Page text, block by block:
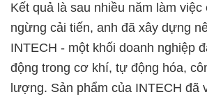
Kết quả là sau nhiều năm làm
ngừng cải tiến, anh đã xây dựng
INTECH - một khối doanh nghiệp
động trong cơ khí, tự động hóa,
lượng. Sản phẩm của INTECH đã